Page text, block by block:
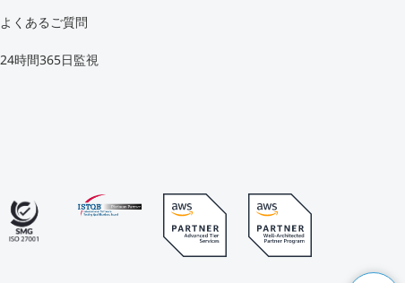
よくあるご質問
24時間365日監視